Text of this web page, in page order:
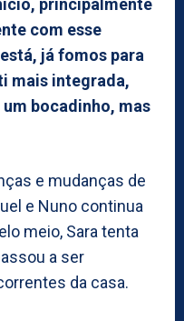
principalmente
com esse
já fomos para
mais integrada,
bocadinho, mas
e mudanças de
e Nuno continua
meio, Sara tenta
a ser
da casa.